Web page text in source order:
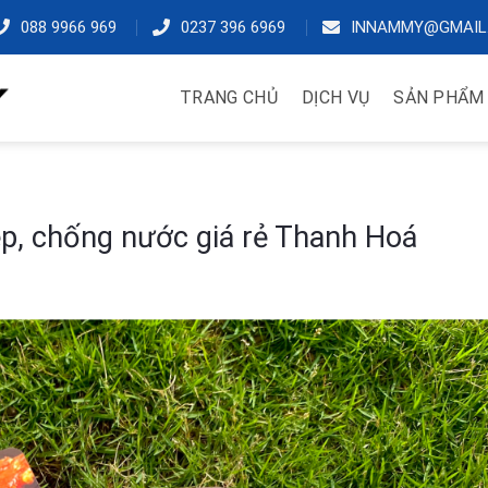
088 9966 969 0237 396 6969
TRANG CHỦ DỊCH VỤ SẢN PHẨM
chống nước giá rẻ Thanh Hoá